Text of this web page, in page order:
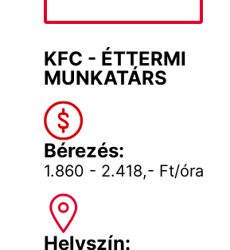
KFC - ÉTTERMI
MUNKATÁRS
Bérezés:
1.860 - 2.418,- Ft/óra
Helyszín: